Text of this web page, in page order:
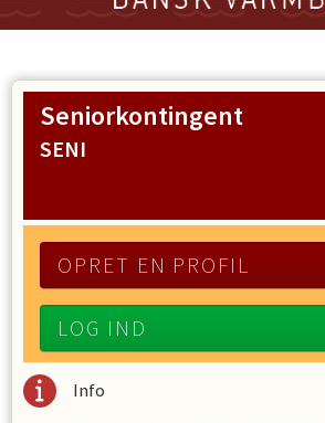
Seniorkontingent
SENI
OPRET EN PROFIL
LOG IND
Info